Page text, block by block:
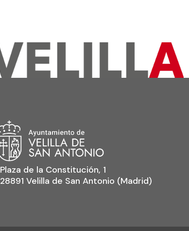
Plaza de la Constitución, 1
28891 Velilla de San Antonio (Madrid)